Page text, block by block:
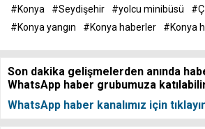
#Konya #Seydişehir #yolcu minibüsü
#Konya yangın
#Konya haberler #Konya
Son dakika gelişmelerden anında
WhatsApp haber grubumuza
WhatsApp haber kanalımız için